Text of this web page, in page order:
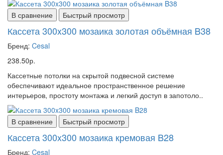
В сравнение Быстрый просмотр
Кассета 300x300 мозаика золотая объёмная B38
Бренд: Cesal
238.50р.
Кассетные потолки на скрытой подвесной системе
обеспечивают идеальное пространственное решение
интерьеров, простоту монтажа и легкий доступ в запотоло..
В сравнение Быстрый просмотр
Кассета 300x300 мозаика кремовая B28
Бренд: Cesal